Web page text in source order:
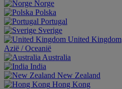
Norge
Polska
Portugal
Sverige
United Kingdom
Aziё / Oceaniё
Australia
India
New Zealand
Hong Kong